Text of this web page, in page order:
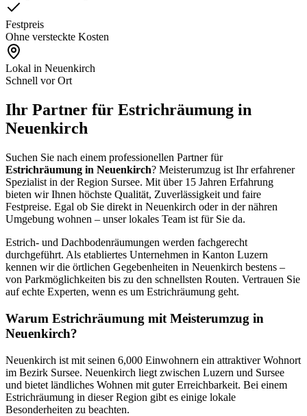
Festpreis
Ohne versteckte Kosten
Lokal in Neuenkirch
Schnell vor Ort
Ihr Partner für Estrichräumung in
Neuenkirch
Suchen Sie nach einem professionellen Partner für
Estrichräumung in Neuenkirch? Meisterumzug ist Ihr erfahrener
Spezialist in der Region Sursee. Mit über 15 Jahren Erfahrung
bieten wir Ihnen höchste Qualität, Zuverlässigkeit und faire
Festpreise. Egal ob Sie direkt in Neuenkirch oder in der nähren
Umgebung wohnen – unser lokales Team ist für Sie da.
Estrich- und Dachbodenräumungen werden fachgerecht
durchgeführt. Als etabliertes Unternehmen in Kanton Luzern
kennen wir die örtlichen Gegebenheiten in Neuenkirch bestens –
von Parkmöglichkeiten bis zu den schnellsten Routen. Vertrauen Sie
auf echte Experten, wenn es um Estrichräumung geht.
Warum Estrichräumung mit Meisterumzug in
Neuenkirch?
Neuenkirch ist mit seinen 6,000 Einwohnern ein attraktiver Wohnort
im Bezirk Sursee. Neuenkirch liegt zwischen Luzern und Sursee
und bietet ländliches Wohnen mit guter Erreichbarkeit. Bei einem
Estrichräumung in dieser Region gibt es einige lokale
Besonderheiten zu beachten.